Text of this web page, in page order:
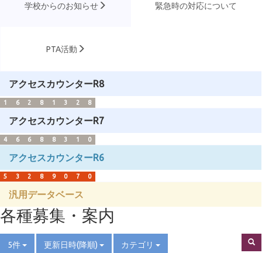
学校からのお知らせ 緊急時の対応について
PTA活動
アクセスカウンターR8
1 6 2 8 1 3 2 8
アクセスカウンターR7
4 6 6 8 8 3 1 0
アクセスカウンターR6
5 3 2 8 9 0 7 0
汎用データベース
各種募集・案内
5件 更新日時(降順) カテゴリ